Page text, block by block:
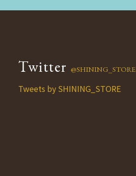
Twitter @SHINING_STORE
Tweets by SHINING_STORE